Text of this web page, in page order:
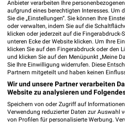
Anbieter verarbeiten Ihre
aufgrund eines berechtigten Interesses. Um
Sie die „Einstellungen“. Sie können Ihre
oder verwalten, indem Sie auf die
klicken oder jederzeit auf die Fingerabdruck-
unteren Ecke der Website klicken. Um Ihre
klicken Sie auf den Fingerabdruck oder den
und klicken Sie auf den Menüpunkt „Meine
Sie Ihre Einwilligung widerrufen. Diese
Partnern mitgeteilt und haben keinen
Wir und unsere Partner verarbeiten
Website zu analysieren und
Speichern von oder Zugriff auf
Verwendung reduzierter Daten zur Auswahl
von Profilen für personalisierte Werbung.